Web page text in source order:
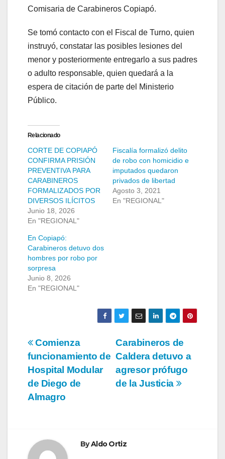
Comisaria de Carabineros Copiapó.
Se tomó contacto con el Fiscal de Turno, quien
instruyó, constatar las posibles lesiones del
menor y posteriormente entregarlo a sus padres
o adulto responsable, quien quedará a la
espera de citación de parte del Ministerio
Público.
Relacionado
CORTE DE COPIAPÓ
CONFIRMA PRISIÓN
PREVENTIVA PARA
CARABINEROS
FORMALIZADOS POR
DIVERSOS ILÍCITOS
Junio 18, 2026
En "REGIONAL"
Fiscalía formalizó delito
de robo con homicidio e
imputados quedaron
privados de libertad
Agosto 3, 2021
En "REGIONAL"
En Copiapó:
Carabineros detuvo dos
hombres por robo por
sorpresa
Junio 8, 2026
En "REGIONAL"
Navegación
de
entradas
Carabineros de
Caldera detuvo a
agresor prófugo
de la Justicia
Comienza
funcionamiento de
Hospital Modular
de Diego de
Almagro
ByAldo Ortiz